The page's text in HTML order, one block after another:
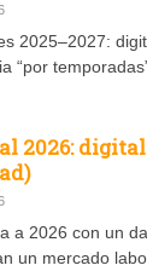
2025–2027:
“por
2026:
a 2026 con un
un mercado